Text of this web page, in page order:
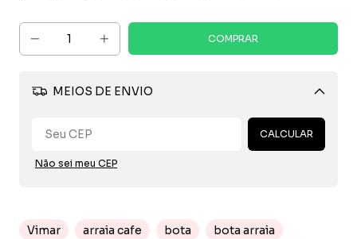
MEIOS DE ENVIO
Alterar CEP
CALCULAR
Não sei meu CEP
Vimar arraia cafe bota
bota arraia